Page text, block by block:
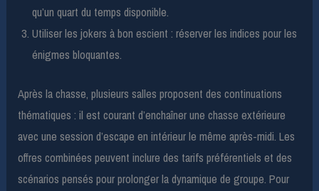
qu’un quart du temps disponible.
Utiliser les jokers à bon escient : réserver les indices pour les
énigmes bloquantes.
Après la chasse, plusieurs salles proposent des continuations
thématiques : il est courant d’enchaîner une chasse extérieure
avec une session d’escape en intérieur le même après-midi. Les
offres combinées peuvent inclure des tarifs préférentiels et des
scénarios pensés pour prolonger la dynamique de groupe. Pour